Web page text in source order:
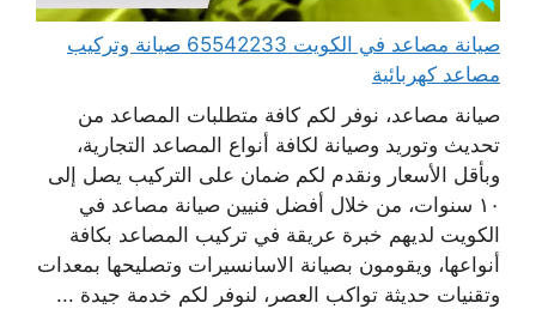
صيانة مصاعد في الكويت 65542233 صيانة وتركيب
مصاعد كهربائية
صيانة مصاعد، نوفر لكم كافة متطلبات المصاعد من
تحديث وتوريد وصيانة لكافة أنواع المصاعد التجارية،
وبأقل الأسعار ونقدم لكم ضمان على التركيب يصل إلى
١٠ سنوات، من خلال أفضل فنيين صيانة مصاعد في
الكويت لديهم خبرة عريقة في تركيب المصاعد بكافة
أنواعها، ويقومون بصيانة الاسانسيرات وتصليحها بمعدات
وتقنيات حديثة تواكب العصر، لنوفر لكم خدمة جيدة ...